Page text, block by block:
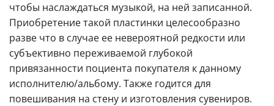
чтобы наслаждаться музыкой, на ней записанной.
Приобретение такой пластинки целесообразно
разве что в случае ее невероятной редкости или
субъективно переживаемой глубокой
привязанности поциента покупателя к данному
исполнителю/альбому. Также годится для
повешивания на стену и изготовления сувениров.